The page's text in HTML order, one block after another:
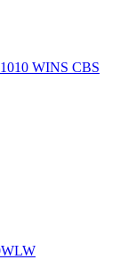
WINS CBS